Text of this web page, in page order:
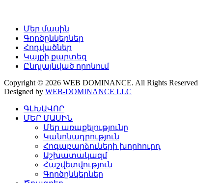
Մեր մասին
Գործընկերներ
Հոդվածներ
Կայքի քարտեզ
Ընդլայնված որոնում
Copyright © 2026 WEB DOMINANCE. All Rights Reserved
Designed by WEB-DOMINANCE LLC
ԳԼԽԱՎՈՐ
ՄԵՐ ՄԱՍԻՆ
Մեր առաքելությունը
Կանոնադրություն
Հոգաբարձուների խորհուրդ
Աշխատակազմ
Հաշվետվություն
Գործընկերներ